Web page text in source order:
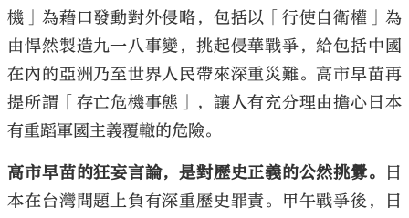
機」為藉口發動對外侵略，包括以「行使自衛權」為
由悍然製造九一八事變，挑起侵華戰爭，給包括中國
在內的亞洲乃至世界人民帶來深重災難。高市早苗再
提所謂「存亡危機事態」，讓人有充分理由擔心日本
有重蹈軍國主義覆轍的危險。
高市早苗的狂妄言論，是對歷史正義的公然挑釁。
日
本在台灣問題上負有深重歷史罪責。甲午戰爭後，日